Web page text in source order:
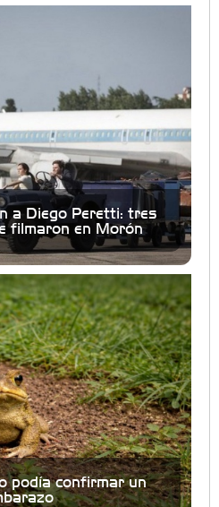
a Diego Peretti: tres
filmaron en Morón
podía confirmar un